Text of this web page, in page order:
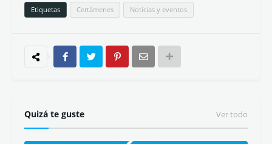
Etiquetas Certámenes Noticias y eventos
Quizá te guste Ver todo